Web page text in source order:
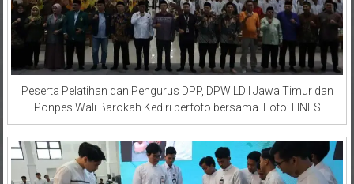
Peserta Pelatihan dan Pengurus DPP, DPW LDII Jawa Timur dan
Ponpes Wali Barokah Kediri berfoto bersama. Foto: LINES